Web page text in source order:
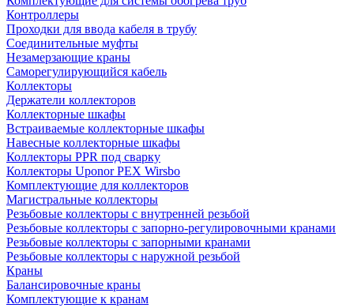
Контроллеры
Проходки для ввода кабеля в трубу
Соединительные муфты
Незамерзающие краны
Саморегулирующийся кабель
Коллекторы
Держатели коллекторов
Коллекторные шкафы
Встраиваемые коллекторные шкафы
Навесные коллекторные шкафы
Коллекторы PPR под сварку
Коллекторы Uponor PEX Wirsbo
Комплектующие для коллекторов
Магистральные коллекторы
Резьбовые коллекторы с внутренней резьбой
Резьбовые коллекторы с запорно-регулировочными кранами
Резьбовые коллекторы с запорными кранами
Резьбовые коллекторы с наружной резьбой
Краны
Балансировочные краны
Комплектующие к кранам